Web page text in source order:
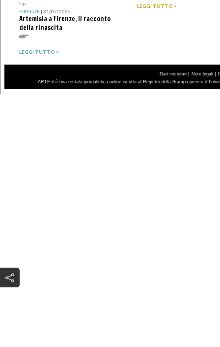
">
FIRENZE| 31/07/2026
Artemisia a Firenze, il racconto
della rinascita
LEGGI TUTTO >
LEGGI TUTTO >
Dati societari | Note legali |
ARTE.it è una testata giornalistica online iscritta al Registro della Stampa presso il